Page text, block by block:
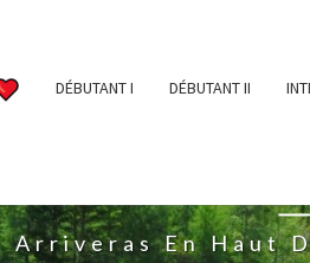
DÉBUTANT I DÉBUTANT II
Arriveras En Haut